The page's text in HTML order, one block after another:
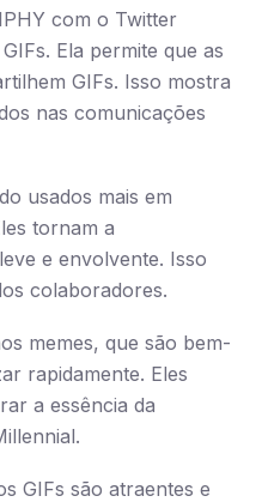
com o Twitter
Ela permite que as
GIFs. Isso mostra
nas comunicações
usados mais em
tornam a
e envolvente. Isso
colaboradores.
memes, que são bem-
rapidamente. Eles
a essência da
GIFs são atraentes e